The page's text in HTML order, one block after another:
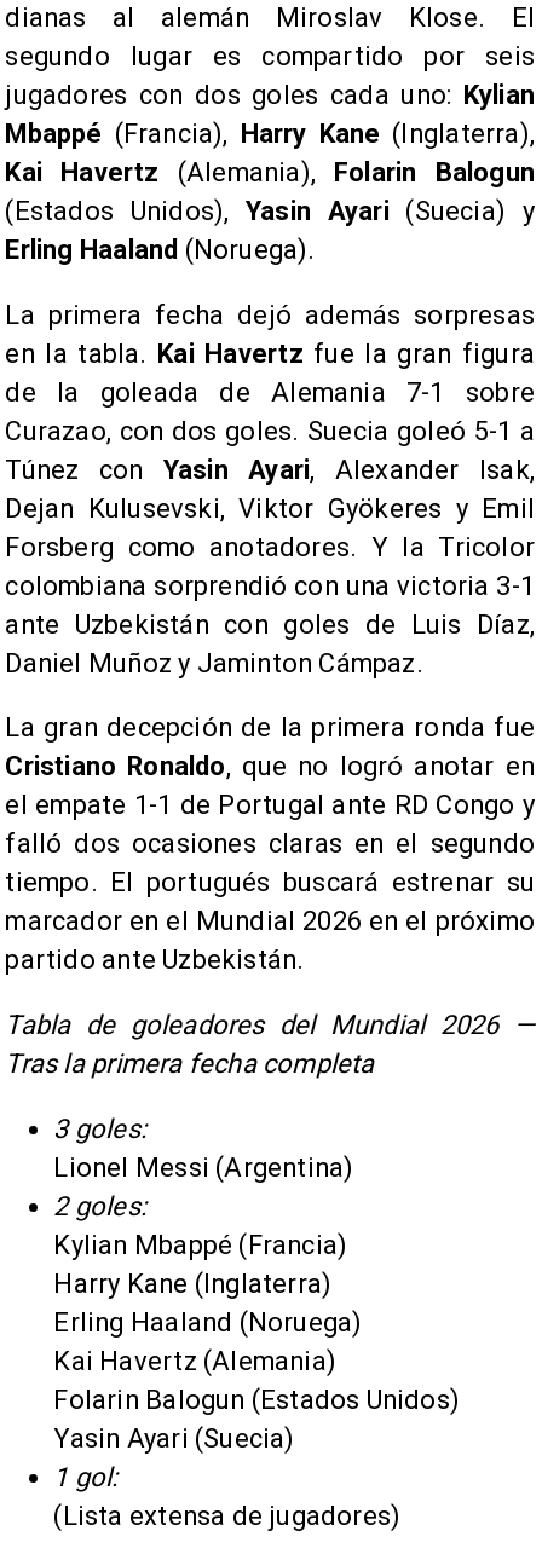
dianas al alemán Miroslav Klose. El
segundo lugar es compartido por seis
jugadores con dos goles cada uno: Kylian
Mbappé (Francia), Harry Kane (Inglaterra),
Kai Havertz (Alemania), Folarin Balogun
(Estados Unidos),Yasin Ayari (Suecia) y
Erling Haaland (Noruega).
La primera fecha dejó además sorpresas
en la tabla. Kai Havertz fue la gran figura
de la goleada de Alemania 7-1 sobre
Curazao, con dos goles. Suecia goleó 5-1 a
Túnez con Yasin Ayari, Alexander Isak,
Dejan Kulusevski, Viktor Gyökeres y Emil
Forsberg como anotadores. Y la Tricolor
colombiana sorprendió con una victoria 3-1
ante Uzbekistán con goles de Luis Díaz,
Daniel Muñoz y Jaminton Cámpaz.
La gran decepción de la primera ronda fue
Cristiano Ronaldo, que no logró anotar en
el empate 1-1 de Portugal ante RD Congo y
falló dos ocasiones claras en el segundo
tiempo. El portugués buscará estrenar su
marcador en el Mundial 2026 en el próximo
partido ante Uzbekistán.
Tabla de goleadores del Mundial 2026 —
Tras la primera fecha completa
3 goles:
Lionel Messi (Argentina)
2 goles:
Kylian Mbappé (Francia)
Harry Kane (Inglaterra)
Erling Haaland (Noruega)
Kai Havertz (Alemania)
Folarin Balogun (Estados Unidos)
Yasin Ayari (Suecia)
1 gol:
(Lista extensa de jugadores)